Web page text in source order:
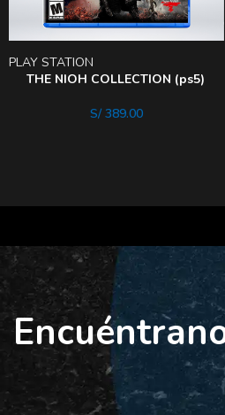
THE NIOH COLLECTION (ps5)
PLAY STATION
S/389.00